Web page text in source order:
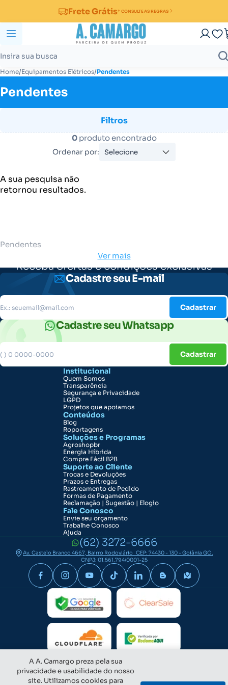
Frete Grátis* CONSULTE AS REGRAS
Home/Equipamentos Elétricos/Pendentes
Pendentes
Filtros
0produto encontrado
Ordenar por: Selecione
A sua pesquisa não
retornou resultados.
Pendentes
Ver mais
Receba ofertas e condições exclusivas
Cadastre seu E-mail
Cadastrar
Cadastre seu Whatsapp
Cadastrar
Institucional
Quem Somos
Transparência
Segurança e Privacidade
LGPD
Projetos que apoiamos
Conteúdos
Blog
Roportagens
Soluções e Programas
Agroshopbr
Energia Híbrida
Compre Fácil B2B
Suporte ao Cliente
Trocas e Devoluções
Prazos e Entregas
Rastreamento de Pedido
Formas de Pagamento
Reclamação | Sugestão | Elogio
Fale Conosco
Envie seu orçamento
Trabalhe Conosco
Ajuda
(62) 3272-6666
Av. Castelo Branco 4667, Bairro Rodoviário CEP: 74430 - 130 - Goiânia GO.
CNPJ: 01.561.794/0001-25
A A. Camargo preza pela sua
privacidade e usabilidade do nosso
site. Utilizamos cookies para